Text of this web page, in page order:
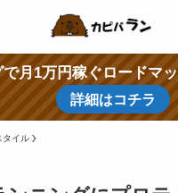
月1万円稼ぐロードマ
詳細はコチラ
タイル